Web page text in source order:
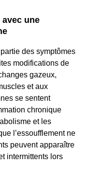
une
des symptômes
modifications de
gazeux,
et aux
se sentent
chronique
et les
l’essoufflement ne
peuvent apparaître
intermittents lors